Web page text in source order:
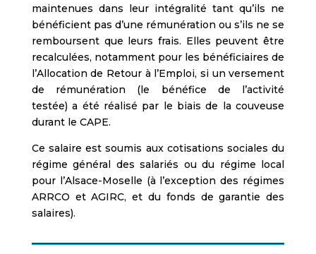
maintenues dans leur intégralité tant qu’ils ne
bénéficient pas d’une rémunération ou s’ils ne se
remboursent que leurs frais. Elles peuvent être
recalculées, notamment pour les bénéficiaires de
l’Allocation de Retour à l’Emploi, si un versement
de rémunération (le bénéfice de l’activité
testée) a été réalisé par le biais de la couveuse
durant le CAPE.
Ce salaire est soumis aux cotisations sociales du
régime général des salariés ou du régime local
pour l’Alsace-Moselle (à l’exception des régimes
ARRCO et AGIRC, et du fonds de garantie des
salaires).